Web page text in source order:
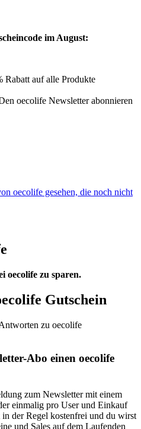
im August:
Rabatt auf alle Produkte
oecolife Newsletter abonnieren
oecolife gesehen, die noch nicht
oecolife zu sparen.
Gutschein
zu oecolife
Abo einen oecolife
zum Newsletter mit einem
einmalig pro User und Einkauf
der Regel kostenfrei und du wirst
und Sales auf dem Laufenden